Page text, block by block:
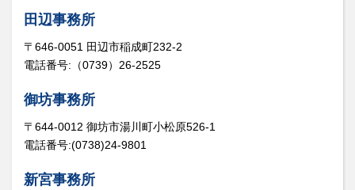
田辺事務所
〒646-0051 田辺市稲成町232-2
電話番号:（0739）26-2525
御坊事務所
〒644-0012 御坊市湯川町小松原526-1
電話番号:(0738)24-9801
新宮事務所